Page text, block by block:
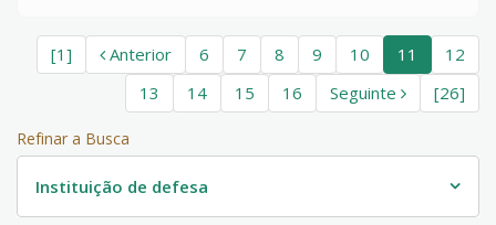
[1] Anterior 6 7 8 9 10 11
12
13
14 15 16 Seguinte [26]
Refinar a Busca
Instituição de defesa